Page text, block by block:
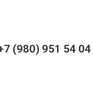
(980) 951 54 04